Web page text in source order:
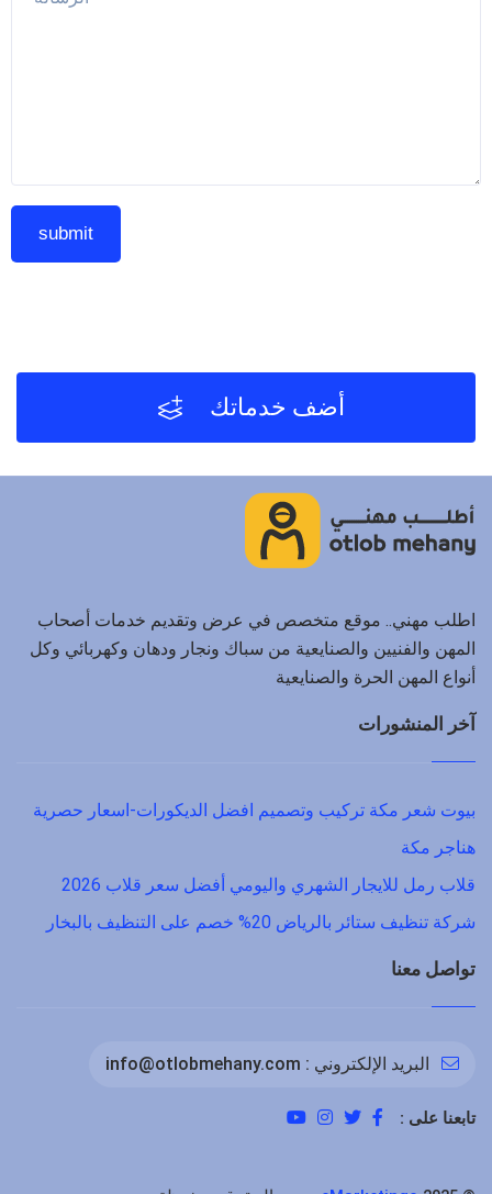
أضف خدماتك
اطلب مهني.. موقع متخصص في عرض وتقديم خدمات أصحاب
المهن والفنيين والصنايعية من سباك ونجار ودهان وكهربائي وكل
أنواع المهن الحرة والصنايعية
آخر المنشورات
بيوت شعر مكة تركيب وتصميم افضل الديكورات-اسعار حصرية
هناجر مكة
قلاب رمل للايجار الشهري واليومي أفضل سعر قلاب 2026
شركة تنظيف ستائر بالرياض 20% خصم على التنظيف بالبخار
تواصل معنا
البريد الإلكتروني : info@otlobmehany.com
تابعنا على :